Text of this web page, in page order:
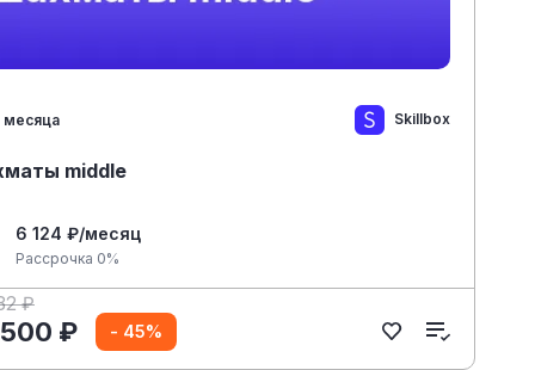
месяца Skillbox
middle
6 124 ₽/месяц
Рассрочка 0%
₽
₽ - 45%